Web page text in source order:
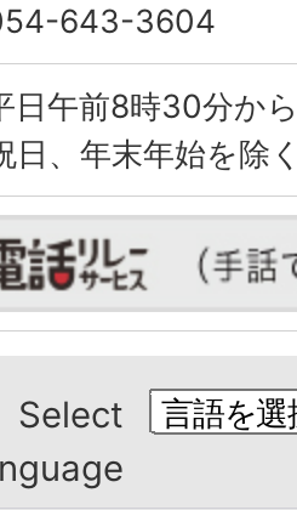
643-3604
日午前8時30分か
日、年末年始を除
Select